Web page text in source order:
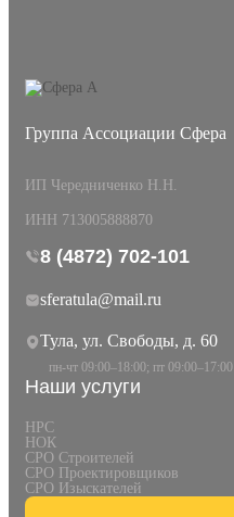
Группа Ассоциации Сфера
ИП Чередниченко Н.Н.
ИНН 713005888870
8 (4872) 702-101
sferatula@mail.ru
Тула, ул. Свободы, д. 60
пн-чт 09:00–18:00; пт 09:00–17:00
Наши услуги
НРС
НОК
СРО Строителей
СРО Проектировщиков
СРО Изыскателей